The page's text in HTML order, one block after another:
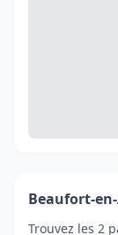
Beaufort-
Trouvez les 2